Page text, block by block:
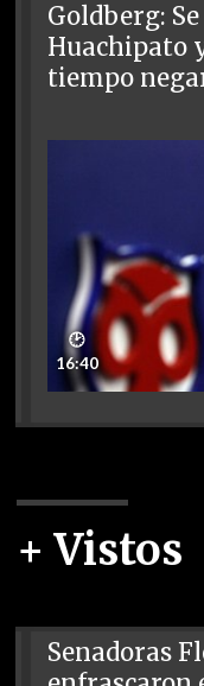
Goldberg:
Huachipato
tiempo
🕑
16:40
+ Vistos
Senadoras